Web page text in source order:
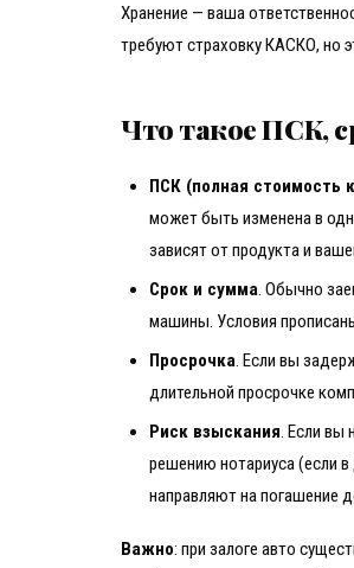
Хранение — ваша
требуют страховку КАСКО, но
Что такое ПСК,
ПСК (полная стоимость
может быть изменена в
зависят от продукта и
Срок и сумма. Обычно
машины. Условия
Просрочка. Если вы
длительной просрочке
Риск взыскания. Если вы
решению нотариуса (если
направляют на погашение
Важно: при залоге авто